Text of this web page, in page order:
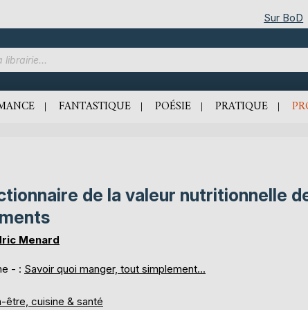
Sur BoD
FANTASTIQUE POÉSIE PRATIQUE
de la valeur nutritionnelle
Menard
- : Savoir quoi manger, tout simplement...
être, cuisine & santé